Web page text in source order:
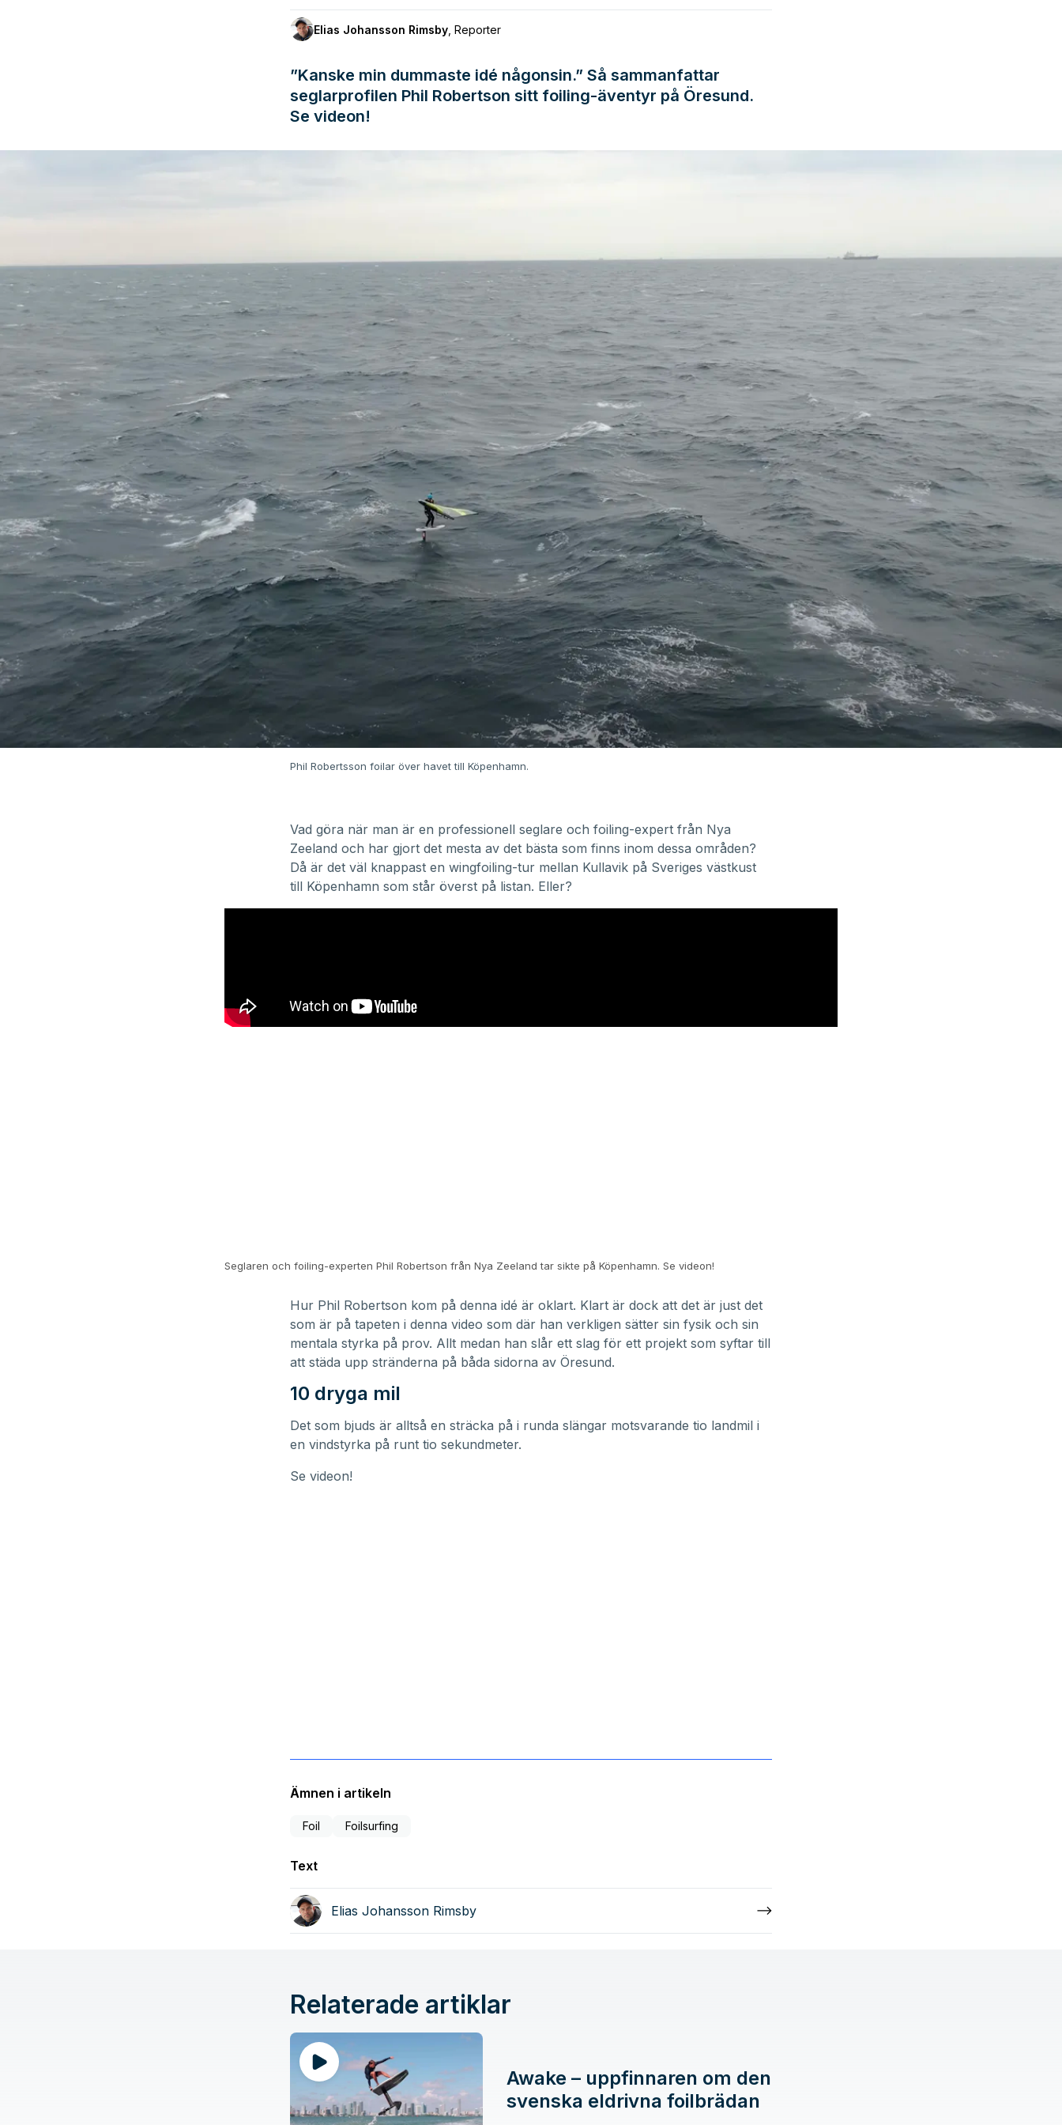
Elias Johansson Rimsby Reporter
”Kanske min dummaste idé någonsin.” Så sammanfattar
seglarprofilen Phil Robertson sitt foiling-äventyr på Öresund.
Se videon!
Phil Robertsson foilar över havet till Köpenhamn.
Vad göra när man är en professionell seglare och foiling-expert från Nya
Zeeland och har gjort det mesta av det bästa som finns inom dessa områden?
Då är det väl knappast en wingfoiling-tur mellan Kullavik på Sveriges västkust
till Köpenhamn som står överst på listan. Eller?
Seglaren och foiling-experten Phil Robertson från Nya Zeeland tar sikte på Köpenhamn. Se videon!
Hur Phil Robertson kom på denna idé är oklart. Klart är dock att det är just det
som är på tapeten i denna video som där han verkligen sätter sin fysik och sin
mentala styrka på prov. Allt medan han slår ett slag för ett projekt som syftar till
att städa upp stränderna på båda sidorna av Öresund.
10 dryga mil
Det som bjuds är alltså en sträcka på i runda slängar motsvarande tio landmil i
en vindstyrka på runt tio sekundmeter.
Se videon!
Ämnen i artikeln
Foil Foilsurfing
Text
Elias Johansson Rimsby
Relaterade artiklar
Awake – uppfinnaren om den
svenska eldrivna foilbrädan